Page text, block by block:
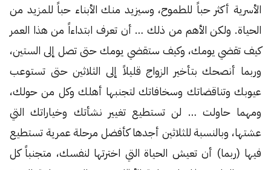
الأسرية أكثر حباً للطموح، وسيزيد منك الأبناء حباً للمزيد من
الحياة. ولكن الأهم من ذلك … أن تعرف ابتداءاً من هذا العمر
كيف تقضي يومك، وكيف ستقضي يومك حتى تصل إلى الستين،
وربما أنصحك بتأخير الزواج قليلاً إلى الثلاثين حتى تستوعب
عيوبك وتناقضاتك وسخافاتك لتجنبها أهلك وكل من حولك،
ومهما حاولت … لن تستطيع تغيير نشأتك وخياراتك التي
عشتها، وبالنسبة للثلاثين أجدها كأفضل مرحلة عمرية تستطيع
فيها (ربما) أن تعيش الحياة التي اخترتها لنفسك، متجنباً كل